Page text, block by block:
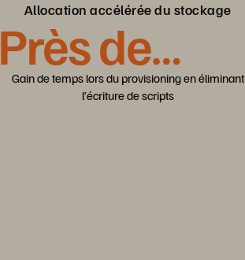
Allocation accélérée du stockage
Près de
90 %
Gain de temps lors du provisioning en éliminant
l’écriture de scripts